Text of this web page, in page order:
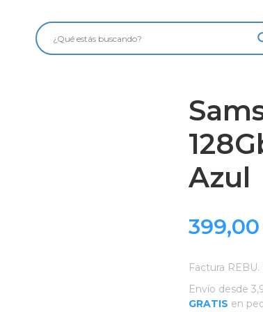
Azul
399,00
Factura
Envío desde
GRATIS en